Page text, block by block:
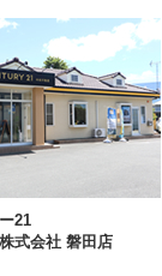
21
式会社 磐田店